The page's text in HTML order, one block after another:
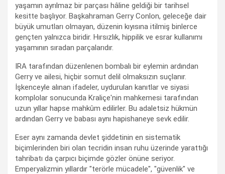
yaşamın ayrılmaz bir parçası hâline geldiği bir tarihsel
kesitte başlıyor. Başkahraman Gerry Conlon, geleceğe dair
büyük umutları olmayan, düzenin kıyısına itilmiş binlerce
gençten yalnızca biridir. Hırsızlık, hippilik ve esrar kullanımı
yaşamının sıradan parçalarıdır.
IRA tarafından düzenlenen bombalı bir eylemin ardından
Gerry ve ailesi, hiçbir somut delil olmaksızın suçlanır.
İşkenceyle alınan ifadeler, uydurulan kanıtlar ve siyasi
komplolar sonucunda Kraliçe'nin mahkemesi tarafından
uzun yıllar hapse mahkûm edilirler. Bu adaletsiz hükmün
ardından Gerry ve babası aynı hapishaneye sevk edilir.
Eser aynı zamanda devlet şiddetinin en sistematik
biçimlerinden biri olan tecridin insan ruhu üzerinde yarattığı
tahribatı da çarpıcı biçimde gözler önüne seriyor.
Emperyalizmin yıllardır "terörle mücadele", "güvenlik" ve